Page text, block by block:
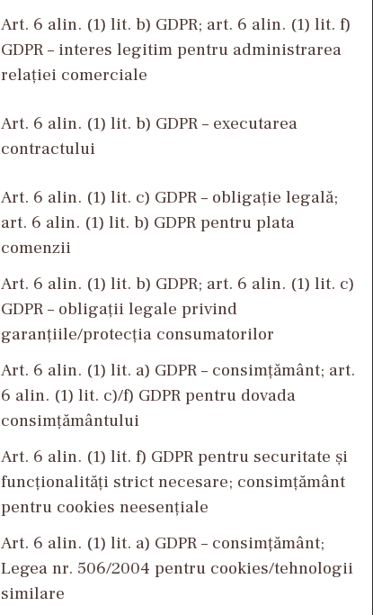
Art. 6 alin. (1) lit. b) GDPR; art. 6 alin. (1) lit. f)
GDPR – interes legitim pentru administrarea
relației comerciale
Art. 6 alin. (1) lit. b) GDPR – executarea
contractului
Art. 6 alin. (1) lit. c) GDPR – obligație legală;
art. 6 alin. (1) lit. b) GDPR pentru plata
comenzii
Art. 6 alin. (1) lit. b) GDPR; art. 6 alin. (1) lit. c)
GDPR – obligații legale privind
garanțiile/protecția consumatorilor
Art. 6 alin. (1) lit. a) GDPR – consimțământ; art.
6 alin. (1) lit. c)/f) GDPR pentru dovada
consimțământului
Art. 6 alin. (1) lit. f) GDPR pentru securitate și
funcționalități strict necesare; consimțământ
pentru cookies neesențiale
Art. 6 alin. (1) lit. a) GDPR – consimțământ;
Legea nr. 506/2004 pentru cookies/tehnologii
similare